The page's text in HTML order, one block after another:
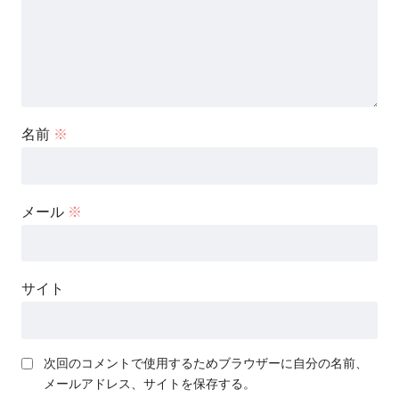
名前 ※
メール ※
サイト
次回のコメントで使用するためブラウザーに自分の名前、
メールアドレス、サイトを保存する。